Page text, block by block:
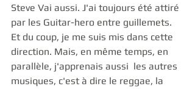
Steve Vai aussi. J'ai toujours été attiré
par les Guitar-hero entre guillemets.
Et du coup, je me suis mis dans cette
direction. Mais, en même temps, en
parallèle, j'apprenais aussi  les autres
musiques, c'est à dire le reggae, la